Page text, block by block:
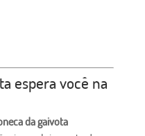
espera você na
da gaivota